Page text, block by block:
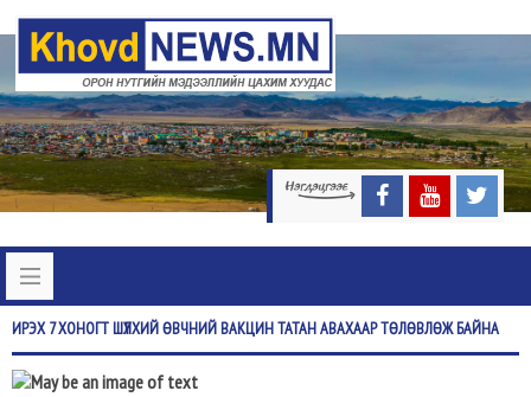
ИРЭХ7 ХОНОГТ ШҮЛХИЙ ӨВЧНИЙ ВАКЦИН ТАТАН АВАХААР ТӨЛӨВЛӨЖ БАЙНА